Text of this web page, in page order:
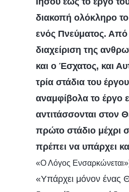
διακοπή ολόκληρο
ενός Πνεύματος. Από
διαχείριση της
και ο Έσχατος, και
τρία στάδια του
αναμφίβολα το έργο
αντιτάσσονται στον
πρώτο στάδιο μέχρι
πρέπει να υπάρχει
«Ο Λόγος
«Υπάρχει μόνον ένας